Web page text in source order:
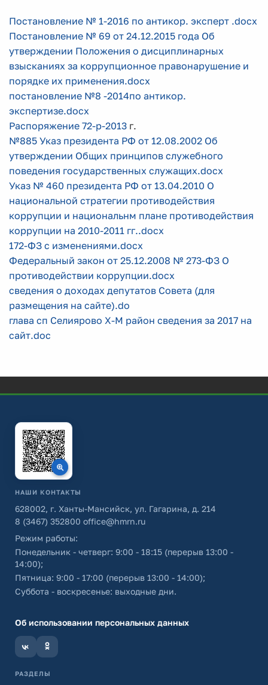
Постановление № 1-2016 по антикор. эксперт .docx
Постановление № 69 от 24.12.2015 года Об
утверждении Положения о дисциплинарных
взысканиях за коррупционное правонарушение и
порядке их применения.docx
постановление №8 -2014по антикор.
экспертизе.docx
Распоряжение 72-р-2013 г.
№885 Указ президента РФ от 12.08.2002 Об
утверждении Общих принципов служебного
поведения государственных служащих.docx
Указ № 460 президента РФ от 13.04.2010 О
национальной стратегии противодействия
коррупции и национальнм плане противодействия
коррупции на 2010-2011 гг..docx
172-ФЗ с изменениями.docx
Федеральный закон от 25.12.2008 № 273-ФЗ О
противодействии коррупции.docx
сведения о доходах депутатов Совета (для
размещения на сайте).do
глава сп Селиярово Х-М район сведения за 2017 на
сайт.doc
НАШИ КОНТАКТЫ
628002, г. Ханты-Мансийск, ул. Гагарина, д. 214
8 (3467) 352800 office@hmrn.ru
Режим работы:
Понедельник - четверг: 9:00 - 18:15 (перерыв 13:00 -
14:00);
Пятница: 9:00 - 17:00 (перерыв 13:00 - 14:00);
Суббота - воскресенье: выходные дни.
Об использовании персональных данных
РАЗДЕЛЫ